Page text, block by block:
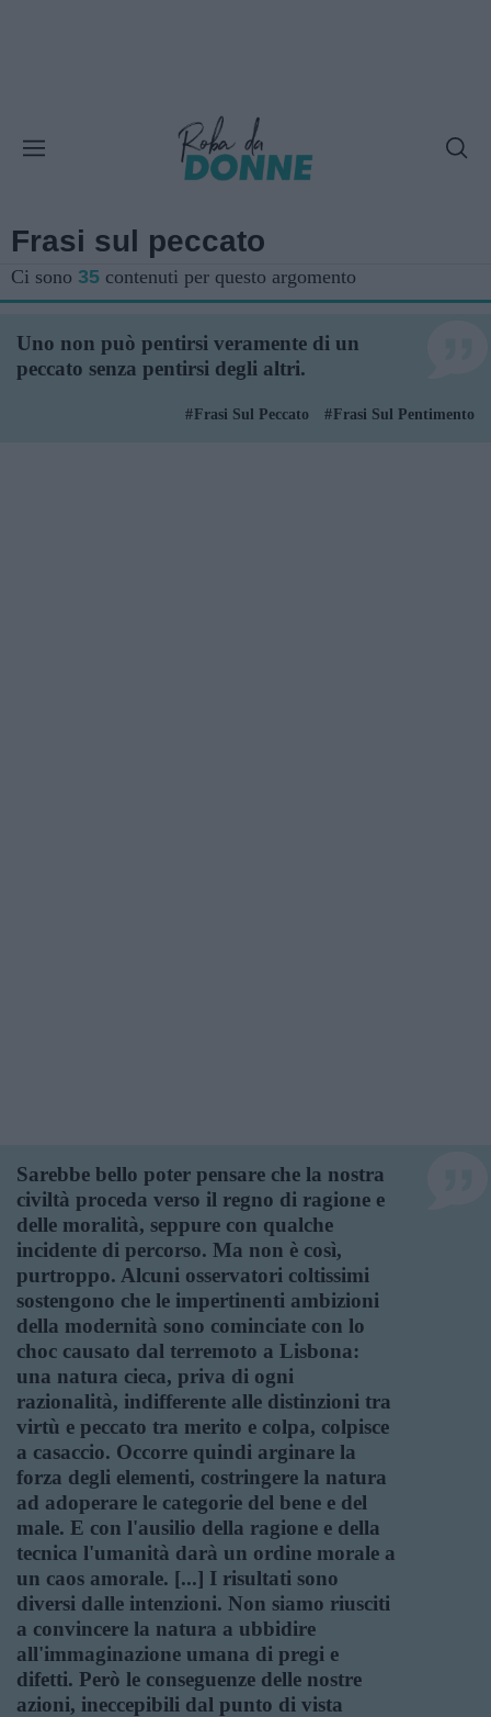
Frasi sul peccato
Ci sono 35 contenuti per questo argomento
Uno non può pentirsi veramente di un
peccato senza pentirsi degli altri.
Frasi Sul Peccato Frasi Sul Pentimento
Sarebbe bello poter pensare che la nostra
civiltà proceda verso il regno di ragione e
delle moralità, seppure con qualche
incidente di percorso. Ma non è così,
purtroppo. Alcuni osservatori coltissimi
sostengono che le impertinenti ambizioni
della modernità sono cominciate con lo
choc causato dal terremoto a Lisbona:
una natura cieca, priva di ogni
razionalità, indifferente alle distinzioni tra
virtù e peccato tra merito e colpa, colpisce
a casaccio. Occorre quindi arginare la
forza degli elementi, costringere la natura
ad adoperare le categorie del bene e del
male. E con l'ausilio della ragione e della
tecnica l'umanità darà un ordine morale a
un caos amorale. [...] I risultati sono
diversi dalle intenzioni. Non siamo riusciti
a convincere la natura a ubbidire
all'immaginazione umana di pregi e
difetti. Però le conseguenze delle nostre
azioni, ineccepibili dal punto di vista